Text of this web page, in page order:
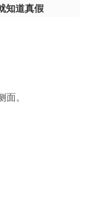
知道真假
。